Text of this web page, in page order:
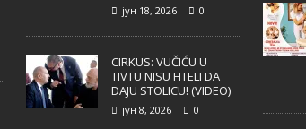
јун 18, 2026 0
CIRKUS: VUČIĆU U
TIVTU NISU HTELI DA
DAJU STOLICU! (VIDEO)
јун 8, 2026 0